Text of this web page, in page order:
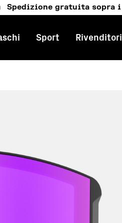
Spedizione gratuita sopra i
Sport Rivenditori